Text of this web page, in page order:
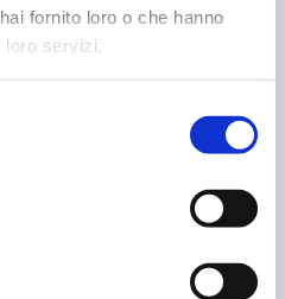
fornito loro o che hanno
loro servizi.